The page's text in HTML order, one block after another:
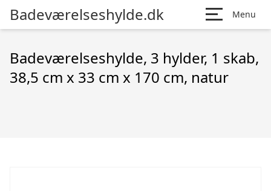
Badeværelseshylde.dk Menu
Badeværelseshylde, 3 hylder, 1 skab,
38,5 cm x 33 cm x 170 cm, natur